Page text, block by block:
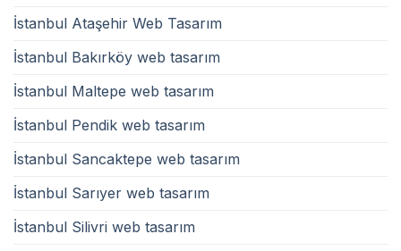
İstanbul Ataşehir Web Tasarım
İstanbul Bakırköy web tasarım
İstanbul Maltepe web tasarım
İstanbul Pendik web tasarım
İstanbul Sancaktepe web tasarım
İstanbul Sarıyer web tasarım
İstanbul Silivri web tasarım